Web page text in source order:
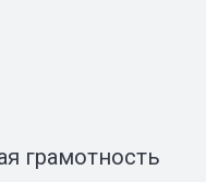
грамотность